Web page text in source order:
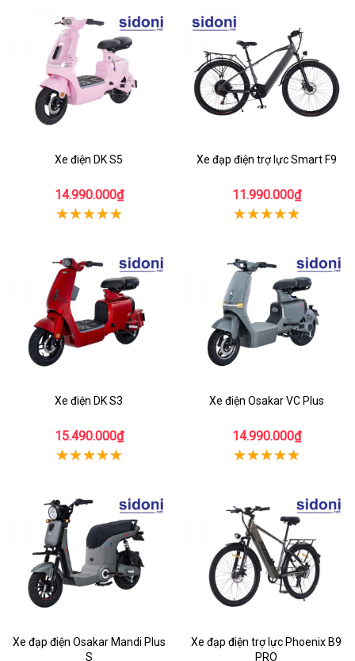
Xe điện DK S5
14.990.000₫
Xe đạp điện trợ lực Smart F9
11.990.000₫
Xe điện DK S3
15.490.000₫
Xe điện Osakar VC Plus
14.990.000₫
Xe đạp điện Osakar Mandi Plus
S
Xe đạp điện trợ lực Phoenix B9
PRO